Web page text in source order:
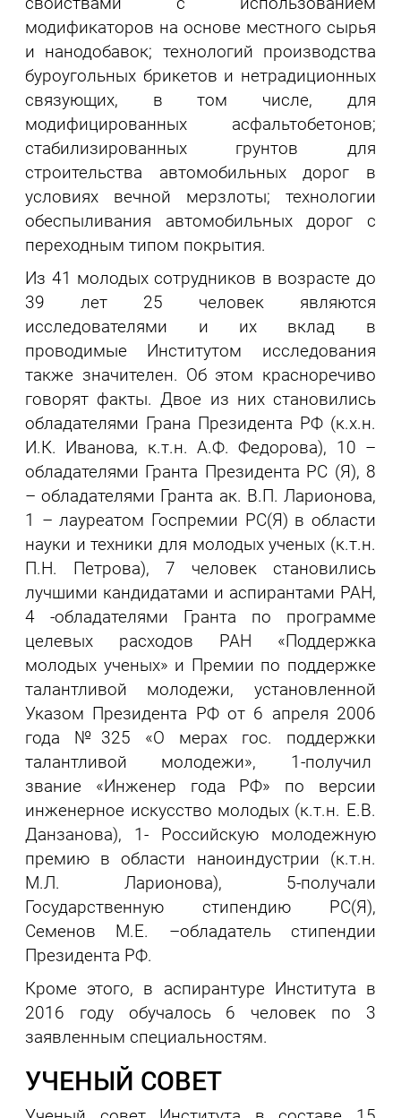
модификаторов на основе местного сырья
и нанодобавок; технологий производства
буроугольных брикетов и нетрадиционных
связующих, в том числе, для
модифицированных асфальтобетонов;
стабилизированных грунтов для
строительства автомобильных дорог в
условиях вечной мерзлоты; технологии
обеспыливания автомобильных дорог с
переходным типом покрытия.
Из 41 молодых сотрудников в возрасте до
39 лет 25 человек являются
исследователями и их вклад в
проводимые Институтом исследования
также значителен. Об этом красноречиво
говорят факты. Двое из них становились
обладателями Грана Президента РФ (к.х.н.
И.К. Иванова, к.т.н. А.Ф. Федорова), 10 –
обладателями Гранта Президента РС (Я), 8
– обладателями Гранта ак. В.П. Ларионова,
1 – лауреатом Госпремии РС(Я) в области
науки и техники для молодых ученых (к.т.н.
П.Н. Петрова), 7 человек становились
лучшими кандидатами и аспирантами РАН,
4 -обладателями Гранта по программе
целевых расходов РАН «Поддержка
молодых ученых» и Премии по поддержке
талантливой молодежи, установленной
Указом Президента РФ от 6 апреля 2006
года №325 «О мерах гос. поддержки
талантливой молодежи», 1-получил
звание «Инженер года РФ» по версии
инженерное искусство молодых (к.т.н. Е.В.
Данзанова), 1- Российскую молодежную
премию в области наноиндустрии (к.т.н.
М.Л. Ларионова), 5-получали
Государственную стипендию РС(Я),
Семенов М.Е. –обладатель стипендии
Президента РФ.
Кроме этого, в аспирантуре Института в
2016 году обучалось 6 человек по 3
заявленным специальностям.
УЧЕНЫЙ СОВЕТ